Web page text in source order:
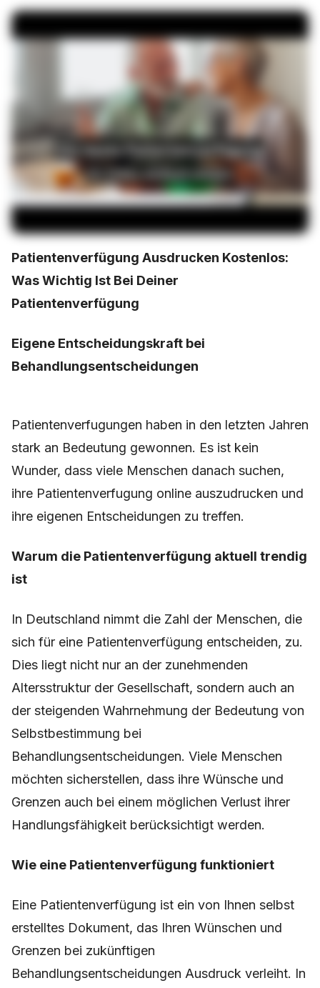
Patientenverfügung Ausdrucken Kostenlos:
Was Wichtig Ist Bei Deiner
Patientenverfügung
Eigene Entscheidungskraft bei
Behandlungsentscheidungen
Patientenverfugungen haben in den letzten Jahren
stark an Bedeutung gewonnen. Es ist kein
Wunder, dass viele Menschen danach suchen,
ihre Patientenverfugung online auszudrucken und
ihre eigenen Entscheidungen zu treffen.
Warum die Patientenverfügung aktuell trendig
ist
In Deutschland nimmt die Zahl der Menschen, die
sich für eine Patientenverfügung entscheiden, zu.
Dies liegt nicht nur an der zunehmenden
Altersstruktur der Gesellschaft, sondern auch an
der steigenden Wahrnehmung der Bedeutung von
Selbstbestimmung bei
Behandlungsentscheidungen. Viele Menschen
möchten sicherstellen, dass ihre Wünsche und
Grenzen auch bei einem möglichen Verlust ihrer
Handlungsfähigkeit berücksichtigt werden.
Wie eine Patientenverfügung funktioniert
Eine Patientenverfügung ist ein von Ihnen selbst
erstelltes Dokument, das Ihren Wünschen und
Grenzen bei zukünftigen
Behandlungsentscheidungen Ausdruck verleiht. In